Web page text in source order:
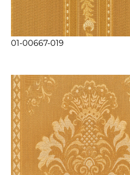
01-00667-019